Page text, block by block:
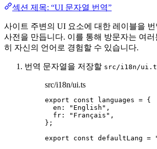
섹션 제목: “UI 문자열 번역”
사이트 주변의 UI 요소에 대한 레이블을
사전을 만듭니다. 이를 통해 방문자는 여러
히 자신의 언어로 경험할 수 있습니다.
번역 문자열을 저장할 src/i18n/
src/i18n/ui.ts
export const languages = {
en:
" English " ,
fr:
" Français " ,
} ;
export const defaultLang =